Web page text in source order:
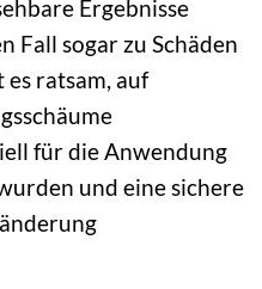
Ergebnisse
Fall sogar zu Schäden
ratsam, auf
für die Anwendung
und eine sichere